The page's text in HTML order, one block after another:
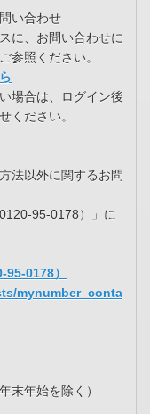
い合わせ
に、お問い合わせに
参照ください。
場合は、ログイン後
ください。
法以外に関するお問
95-0178）」に
0178）
mynumber_conta
末年始を除く）